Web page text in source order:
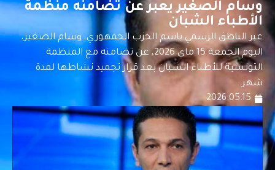
وسام الصغير يعبر عن تضامنه منظمة
الأطباء الشبان
عبر الناطق الرسمي باسم الحزب الجمهوري، وسام الصغير،
اليوم الجمعة 15 ماي 2026، عن تضامنه مع المنظمة
التونسية للأطباء الشبان بعد قرار تجميد نشاطها لمدة
شهر.
2026.05.15